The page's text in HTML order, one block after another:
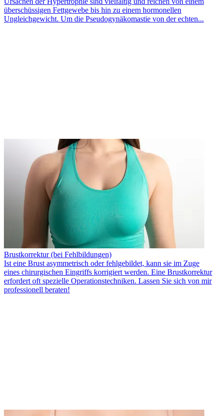
überschüssigen Fettgewebe bis hin zu einem hormonellen
Ungleichgewicht. Um die Pseudogynäkomastie von der echten...
Brustkorrektur (bei Fehlbildungen)
Ist eine Brust asymmetrisch oder fehlgebildet, kann sie im Zuge
eines chirurgischen Eingriffs korrigiert werden. Eine Brustkorrektur
erfordert oft spezielle Operationstechniken. Lassen Sie sich von mir
professionell beraten!